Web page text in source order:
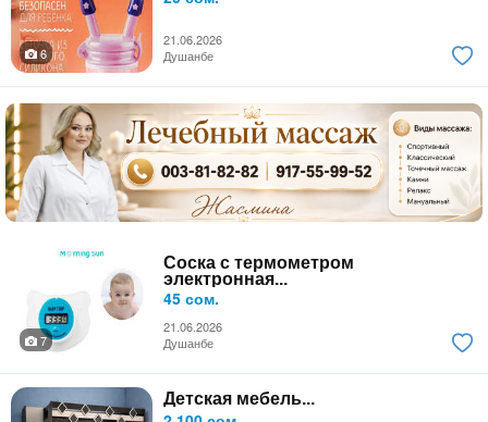
21.06.2026
6
Душанбе
Соска с термометром
электронная...
45 сом.
21.06.2026
7
Душанбе
Детская мебель...